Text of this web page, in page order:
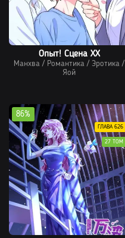
Опыт! Сцена ХХ
Манхва / Романтика / Эротика /
Яой
86%
ГЛАВА 626
27 ТОМ